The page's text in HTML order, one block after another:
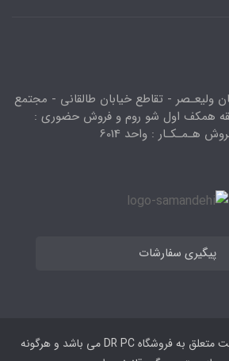
ولیعـصر - تقاطع خیابان طالقانی - مجتمع
همکف اول شو روم و فروش حضوری :
پیگیری سفارشات
© کلیه حقوق این وبسایت متعلق به فروشگاه DR PC می ‌باشد و هرگونه